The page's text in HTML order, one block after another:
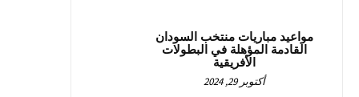
مواعيد مباريات منتخب السودان
القادمة المؤهلة في البطولات
الأفريقية
أكتوبر 29, 2024